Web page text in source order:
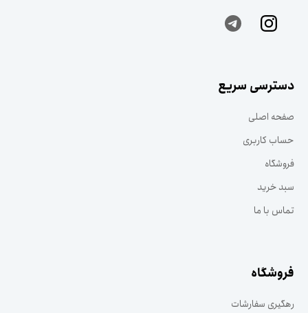
دسترسی سریع
صفحه اصلی
حساب کاربری
فروشگاه
سبد خرید
تماس با ما
فروشگاه
رهگیری سفارشات